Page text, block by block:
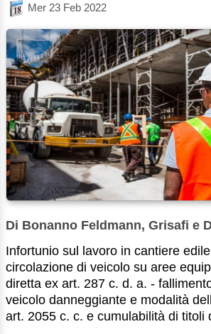
Mer 23 Feb 2022
Di Bonanno Feldmann, Grisafi e
Infortunio sul lavoro in cantiere
circolazione di veicolo su aree
diretta ex art. 287 c. d. a. -
veicolo danneggiante e modalità
art. 2055 c. c. e cumulabilità di titoli